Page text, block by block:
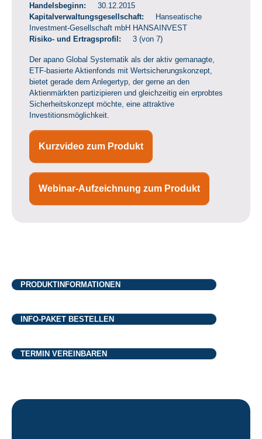
Handelsbeginn:
30.12.2015
Kapitalverwaltungsgesellschaft: Hanseatische
Investment-Gesellschaft mbH HANSAINVEST
Risiko- und Ertragsprofil:
3 (von 7)
Der apano Global Systematik als der aktiv gemanagte,
ETF-basierte Aktienfonds mit Wertsicherungskonzept,
bietet gerade dem Anlegertyp, der gerne an den
Aktienmärkten partizipieren und gleichzeitig ein erprobtes
Sicherheitskonzept möchte, eine attraktive
Investitionsmöglichkeit.
Kurzvideo zum Produkt
Webinar-Aufzeichnung zum Produkt
PRODUKTINFORMATIONEN
INFO-PAKET BESTELLEN
TERMIN VEREINBAREN